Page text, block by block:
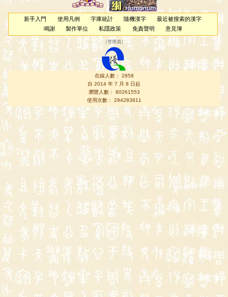
新手入門 使用凡例 字庫統計 隨機漢字
最近被搜索的漢字
鳴謝
製作單位 私隱政策 免責聲明 意見簿
（管理員 ）
在線人數： 2858
自 2014 年 7 月 8 日起
瀏覽人數： 80261553
使用次數： 294283811